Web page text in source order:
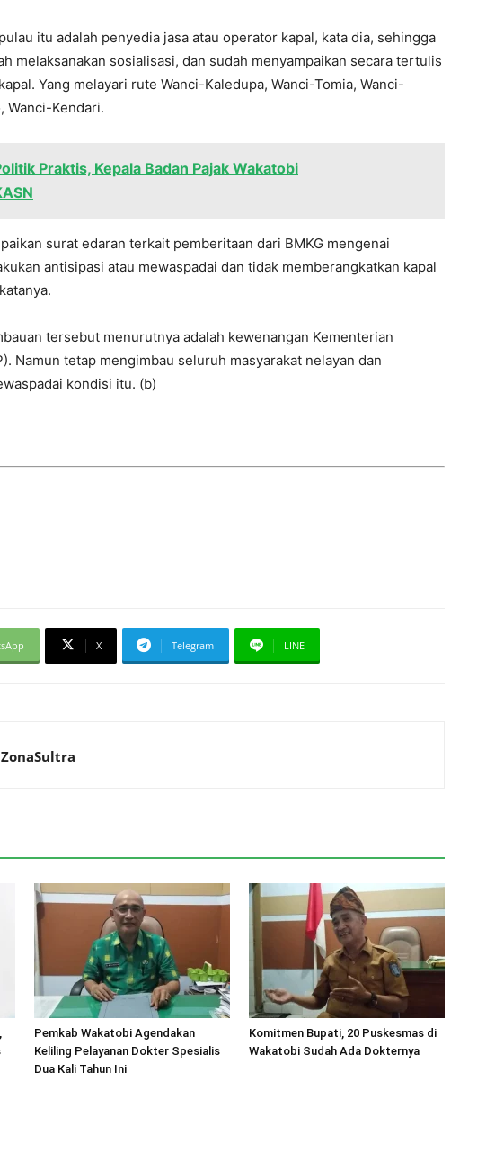
itu adalah penyedia jasa atau operator kapal, kata dia, sehingga
melaksanakan sosialisasi, dan sudah menyampaikan secara tertulis
Yang melayari rute Wanci-Kaledupa, Wanci-Tomia, Wanci-
Wanci-Kendari.
Praktis, Kepala Badan Pajak Wakatobi
surat edaran terkait pemberitaan dari BMKG mengenai
antisipasi atau mewaspadai dan tidak memberangkatkan kapal
tersebut menurutnya adalah kewenangan Kementerian
Namun tetap mengimbau seluruh masyarakat nelayan dan
kondisi itu. (b)
X Telegram LINE
Pemkab Wakatobi Agendakan
Keliling Pelayanan Dokter Spesialis
Dua Kali Tahun Ini
Komitmen Bupati, 20 Puskesmas di
Wakatobi Sudah Ada Dokternya